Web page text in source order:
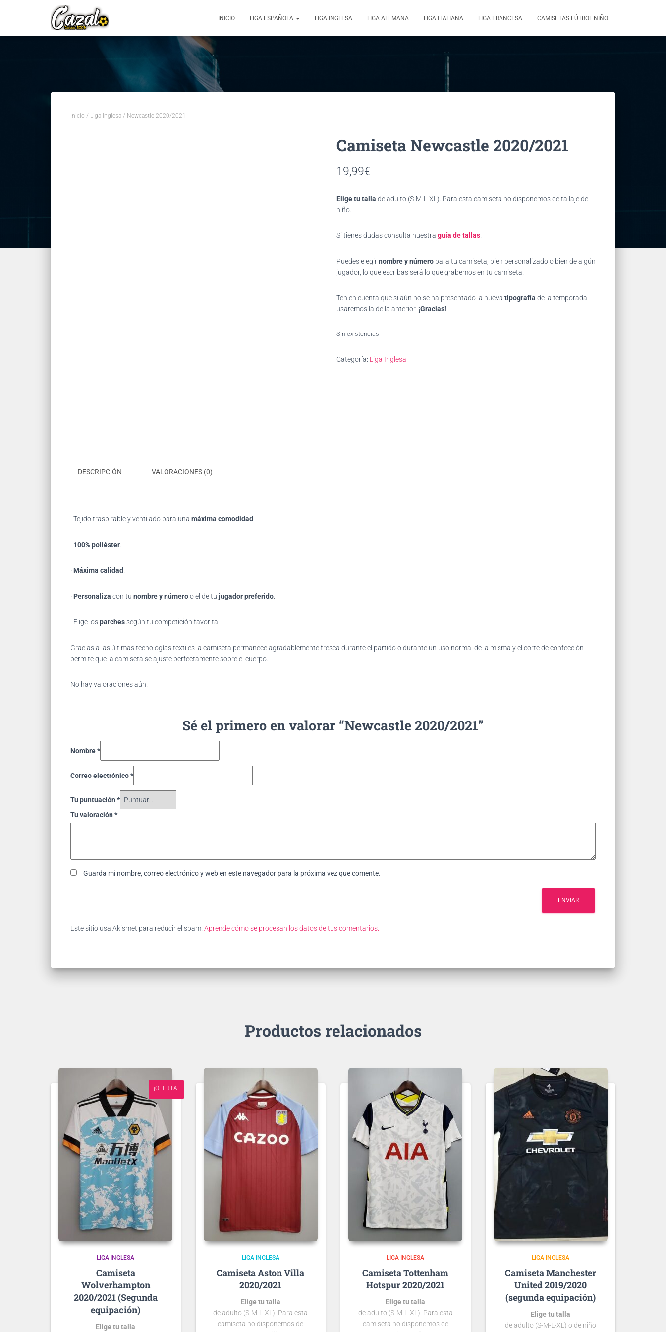
INICIO LIGA ESPAÑOLA LIGA INGLESA LIGA ALEMANA LIGA ITALIANA LIGA FRANCESA CAMISETAS FÚTBOL NIÑO
Inicio / Liga Inglesa / Newcastle 2020/2021
Newcastle 2020/2021
19,99€
Elige tu talla de adulto (S-M-L-XL). Para esta camiseta no disponemos de tallaje de
niño.
Si tienes dudas consulta nuestra guía de tallas
Puedes elegirnombre y número para tu camiseta, bien personalizado o bien de algún
jugador, lo que escribas será lo que grabemos en tu camiseta.
Ten en cuenta que si aún no se ha presentado la nueva tipografía de la temporada
usaremos la de la anterior. ¡Gracias!
Sin existencias
Categoría: Liga Inglesa
DESCRIPCIÓN VALORACIONES (0)
· Tejido traspirable y ventilado para una máxima comodidad
· 100% poliéster
· Máxima calidad
· Personaliza con tu nombre y númeroo el de tu jugador preferido
· Elige losparchessegún tu competición favorita.
Graciasa las últimas tecnologías textiles la camiseta permanece agradablemente fresca durante el partido o durante un uso normal de la misma y el corte de confección
permite que la camiseta se ajuste perfectamente sobre el cuerpo.
No hay valoraciones aún.
Sé el primero en valorar “Newcastle 2020/2021”
Nombre*
Correo electrónico*
Tu puntuación *
Tu valoración *
Guarda mi nombre, correo electrónico y web en este navegador para la próxima vez que comente.
Este sitio usa Akismet para reducir el spam. Aprende cómo se procesan los datos de tus comentarios.
Productos relacionados
¡OFERTA!
LIGA INGLESA
Wolverhampton
2020/2021 (Segunda
equipación)
Elige tu talla
LIGA INGLESA
Aston Villa
2020/2021
Elige tu talla
de adulto (S-M-L-XL). Para esta
camiseta no disponemos de
LIGA INGLESA
Tottenham
Hotspur 2020/2021
Elige tu talla
de adulto (S-M-L-XL). Para esta
camiseta no disponemos de
LIGA INGLESA
Manchester
United 2019/2020
(segunda equipación)
Elige tu talla
de adulto (S-M-L-XL) o de niño